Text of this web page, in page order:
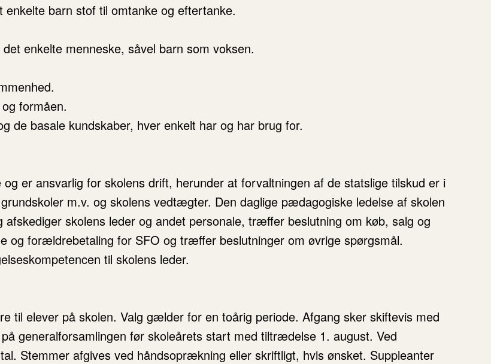
enkelte barn stof til omtanke og eftertanke.
enkelte menneske, såvel barn som voksen.
formåen.
de basale kundskaber, hver enkelt har og har brug for.
er ansvarlig for skolens drift, herunder at forvaltningen af de statslige tilskud er i
m.v. og skolens vedtægter. Den daglige pædagogiske ledelse af skolen
skolens leder og andet personale, træffer beslutning om køb, salg og
forældrebetaling for SFO og træffer beslutninger om øvrige spørgsmål.
til skolens leder.
til elever på skolen. Valg gælder for en toårig periode. Afgang sker skiftevis med
generalforsamlingen før skoleårets start med tiltrædelse 1. august. Ved
Stemmer afgives ved håndsoprækning eller skriftligt, hvis ønsket. Suppleanter